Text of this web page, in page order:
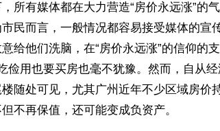
所有媒体都在大力营造“房价永远涨”的
民而言，一般情况都容易接受媒体的宣
给他们洗脑，在“房价永远涨”的信仰的
俭用也要买房也毫不犹豫。然而，自从
随处可见，尤其广州近年不少区域房价
不再保值，还可能变成负资产。